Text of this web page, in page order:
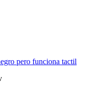
pero funciona tactil